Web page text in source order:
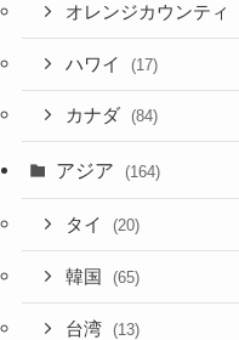
オレンジカウンティ
ハワイ (17)
カナダ (84)
アジア (164)
タイ (20)
韓国 (65)
台湾 (13)